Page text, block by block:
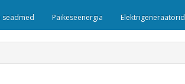
seadmed Päikeseenergia Elektrigeneraatorid